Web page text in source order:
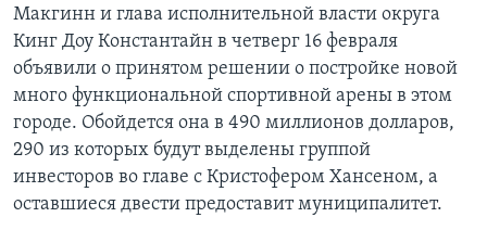
Макгинн и глава исполнительной власти округа
Кинг Доу Константайн в четверг 16 февраля
объявили о принятом решении о постройке новой
много функциональной спортивной арены в этом
городе. Обойдется она в 490 миллионов долларов,
290 из которых будут выделены группой
инвесторов во главе с Кристофером Хансеном, а
оставшиеся двести предоставит муниципалитет.